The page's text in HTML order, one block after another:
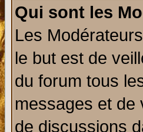
Qui sont les
Les
le but est de
du forum tous
messages et de
de discussions